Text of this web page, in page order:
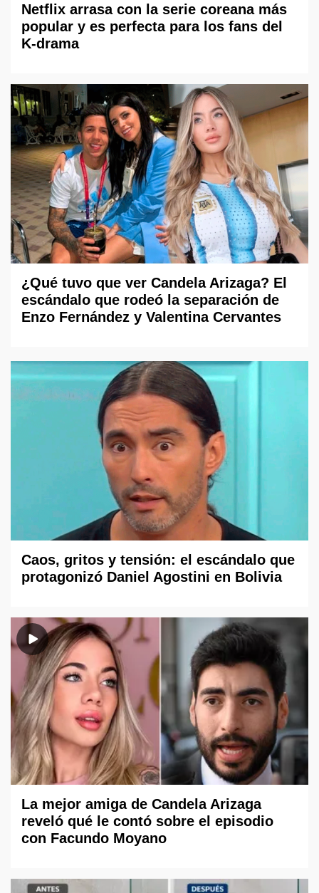
Netflix arrasa con la serie coreana más
popular y es perfecta para los fans del
K-drama
¿Qué tuvo que ver Candela Arizaga? El
escándalo que rodeó la separación de
Enzo Fernández y Valentina Cervantes
Caos, gritos y tensión: el escándalo que
protagonizó Daniel Agostini en Bolivia
La mejor amiga de Candela Arizaga
reveló qué le contó sobre el episodio
con Facundo Moyano